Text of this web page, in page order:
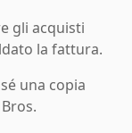
gli acquisti
la fattura.
una copia